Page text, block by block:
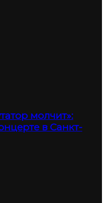
молчит»:
в Санкт-